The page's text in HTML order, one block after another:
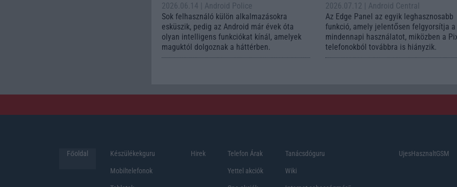
2026.06.14
| Android Police
Sok felhasználó külön alkalmazásokra
esküszik, pedig az Android már évek óta
olyan intelligens funkciókat kínál, amelyek
maguktól dolgoznak a háttérben.
2026.07.12
| Android Central
Az Edge Panel az egyik leghasznosabb
funkció, amely jelentősen felgyorsítja a
mindennapi használatot, miközben a
telefonokból továbbra is hiányzik.
Főoldal Készülékekguru
Mobiltelefonok
Hirek Telefon Árak
Yettel akciók
Tanácsdóguru
Wiki
UjesHasznaltGSM